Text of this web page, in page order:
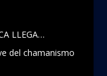
LLEGA…
del chamanismo